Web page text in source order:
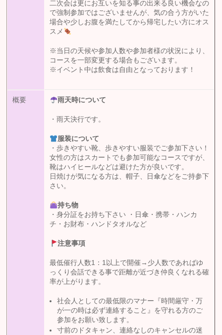
二次会は更にお互いを知る事の出来る良い機会なの
で強制参加ではございませんが、気の合う方がいた
場合や少しお腹を満たしてから帰宅したい方にオス
スメ
※当日の天候や参加人数や参加者様の状況により、
コースを一部変更する場合もございます。
※イベント中は飲食は自由となっております！
概要 雨天時について
・雨天決行です。
服装について
・歩きやすい靴、歩きやすい服装でご参加下さい！
女性の方はスカートでも参加可能なコースですが、
靴はハイヒールなどは避けた方が良いです。
日焼けが気になる方は、帽子、日傘などをご持参下
さい。
持ち物
・身分証をお持ち下さい ・日傘・携帯・ハンカ
チ・お財布・ハンドタオルなど
注意事項
最低催行人数1：1以上で開催→少人数であればゆ
っくり会話できる事で距離が近づき仲良くなれる確
率が上がります。
社会人としての最低限のマナー『時間厳守・万
が一の時は必ず連絡すること』を守れる方のご
参加をお願い致します。
寸前のドタキャン、連絡なしのキャンセルの迷